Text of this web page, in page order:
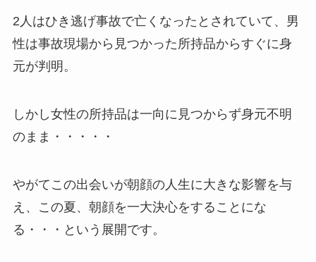
2人はひき逃げ事故で亡くなったとされていて、男
性は事故現場から見つかった所持品からすぐに身
元が判明。
しかし女性の所持品は一向に見つからず身元不明
のまま・・・・・
やがてこの出会いが朝顔の人生に大きな影響を与
え、この夏、朝顔を一大決心をすることにな
る・・・という展開です。